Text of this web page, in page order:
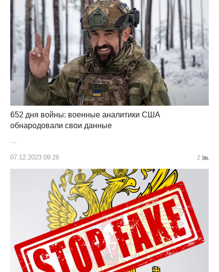
652 дня войны: военные аналитики США
обнародовали свои данные
…
07.12.2023 09:26 2